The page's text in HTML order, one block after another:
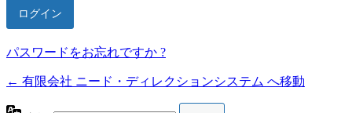
パスワードをお忘れですか ?
← 有限会社 ニード・ディレクションシステム へ移動